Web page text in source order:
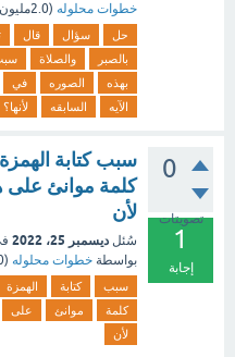
خطوات محلوله (2.0مليون
حل سؤال قال
بالصبر
والصلاة
بهذه
الصوره في
الآيه
السابقه لأنها؟
0
تصويتات
1
إجابة
سبب كتابة
كلمة موانئ على
لأن
سُئل ديسمبر 25، 2022
بواسطة خطوات محلوله (
سبب كتابة الهمزة
كلمة
موانئ على
لأن